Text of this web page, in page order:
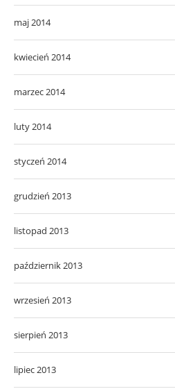
maj 2014
kwiecień 2014
marzec 2014
luty 2014
styczeń 2014
grudzień 2013
listopad 2013
październik 2013
wrzesień 2013
sierpień 2013
lipiec 2013